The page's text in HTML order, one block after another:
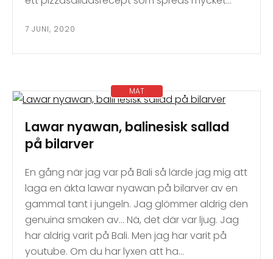
7 JUNI, 2020
MAT
Lawar nyawan, balinesisk sallad
på bilarver
En gång när jag var på Bali så lärde jag mig att
laga en äkta lawar nyawan på bilarver av en
gammal tant i jungeln. Jag glömmer aldrig den
genuina smaken av… Nä, det där var ljug. Jag
har aldrig varit på Bali. Men jag har varit på
youtube. Om du har lyxen att ha…